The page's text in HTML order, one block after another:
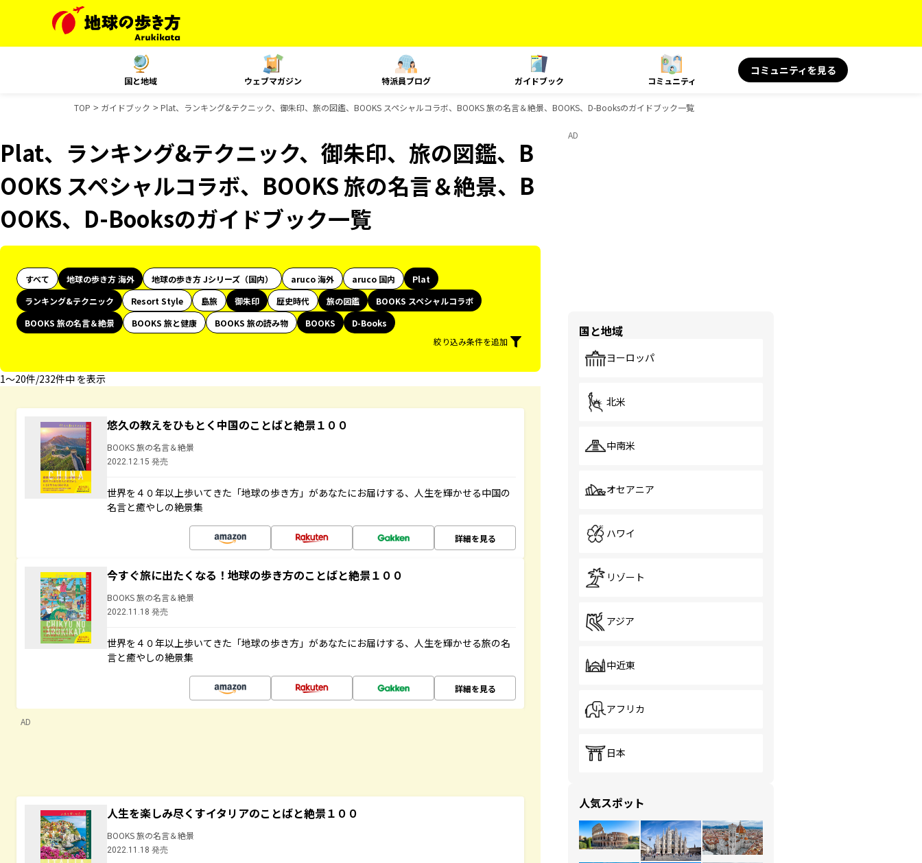
国と地域 ウェブマガジン 特派員ブログ ガイドブック コミュニティ
コミュニティを見る
TOP ガイドブック Plat、ランキング&テクニック、御朱印、旅の図鑑、BOOKS スペシャルコラボ、BOOKS 旅の名言＆絶景、BOOKS、D-Booksのガイドブック一覧
Plat、ランキング&テクニック、御朱印、旅の図鑑、B
OOKS スペシャルコラボ、BOOKS 旅の名言＆絶景、B
OOKS、D-Booksのガイドブック一覧
すべて 地球の歩き方 海外 地球の歩き方 Jシリーズ（国内） aruco 海外 aruco 国内
Plat
ランキング&テクニック
Resort Style 島旅 御朱印 歴史時代 旅の図鑑
BOOKS スペシャルコラボ
BOOKS 旅の名言＆絶景
BOOKS 旅と健康 BOOKS 旅の読み物 BOOKS
D-Books
絞り込み条件を追加
1〜20件/232件中 を表示
悠久の教えをひもとく中国のことばと絶景１００
BOOKS 旅の名言＆絶景
2022.12.15 発売
世界を４０年以上歩いてきた「地球の歩き方」があなたにお届けする、人生を輝かせる中国の
名言と癒やしの絶景集
詳細を見る
今すぐ旅に出たくなる！地球の歩き方のことばと絶景１００
BOOKS 旅の名言＆絶景
2022.11.18 発売
世界を４０年以上歩いてきた「地球の歩き方」があなたにお届けする、人生を輝かせる旅の名
言と癒やしの絶景集
詳細を見る
AD
人生を楽しみ尽くすイタリアのことばと絶景１００
BOOKS 旅の名言＆絶景
2022.11.18 発売
AD
国と地域
ヨーロッパ
北米
中南米
オセアニア
ハワイ
リゾート
アジア
中近東
アフリカ
日本
人気スポット